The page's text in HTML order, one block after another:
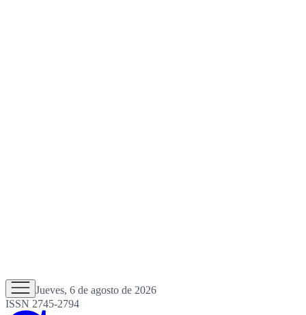
Jueves, 6 de agosto de 2026
ISSN 2745-2794